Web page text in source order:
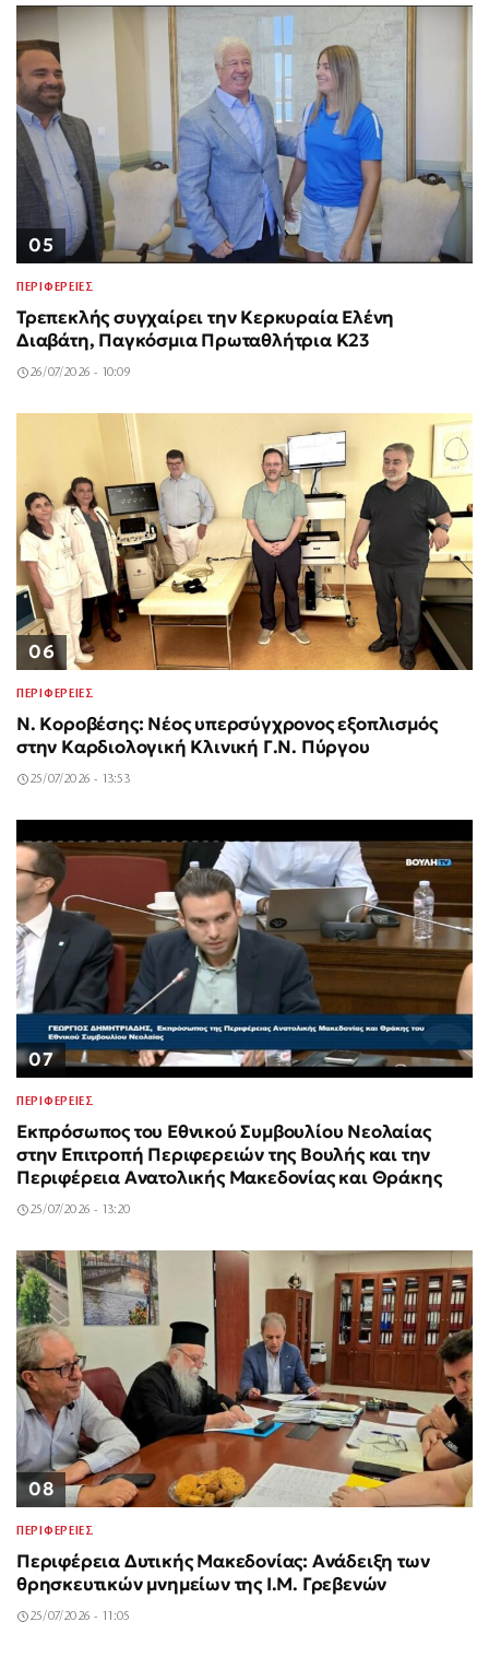
05
ΠΕΡΙΦΕΡΕΙΕΣ
Τρεπεκλής συγχαίρει την Κερκυραία Ελένη
Διαβάτη, Παγκόσμια Πρωταθλήτρια Κ23
26/07/2026 - 10:09
06
ΠΕΡΙΦΕΡΕΙΕΣ
Ν. Κοροβέσης: Νέος υπερσύγχρονος εξοπλισμός
στην Καρδιολογική Κλινική Γ.Ν. Πύργου
25/07/2026 - 13:53
07
ΠΕΡΙΦΕΡΕΙΕΣ
Εκπρόσωπος του Εθνικού Συμβουλίου Νεολαίας
στην Επιτροπή Περιφερειών της Βουλής και την
Περιφέρεια Ανατολικής Μακεδονίας και Θράκης
25/07/2026 - 13:20
08
ΠΕΡΙΦΕΡΕΙΕΣ
Περιφέρεια Δυτικής Μακεδονίας: Ανάδειξη των
θρησκευτικών μνημείων της Ι.Μ. Γρεβενών
25/07/2026 - 11:05